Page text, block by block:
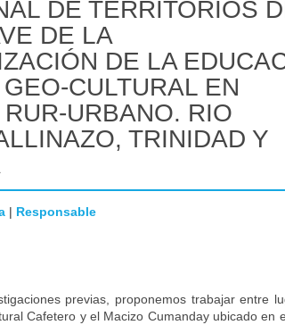
DE TERRITORIOS
DE LA
DE LA
CULTURAL EN
URBANO. RIO
TRINIDAD Y
| Responsable
previas, proponemos trabajar entre
Cafetero y el Macizo Cumanday ubicado en